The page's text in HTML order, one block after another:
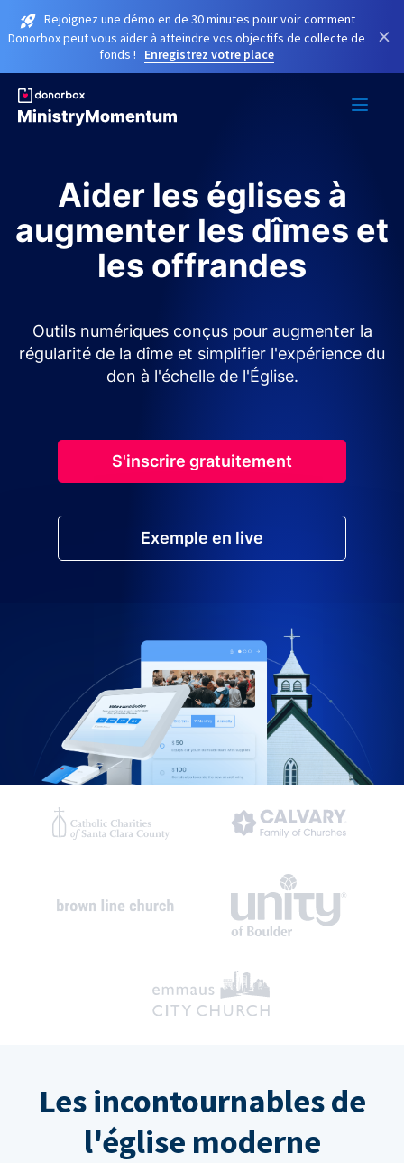
Rejoignez une démo en de 30 minutes pour voir comment
Donorbox peut vous aider à atteindre vos objectifs de collecte de
fonds !
Enregistrez votre place
×
Aider les églises à
augmenter les dîmes et
les offrandes
Outils numériques conçus pour augmenter la
régularité de la dîme et simplifier l'expérience du
don à l'échelle de l'Église.
S'inscrire gratuitement
Exemple en live
Les incontournables de
l'église moderne